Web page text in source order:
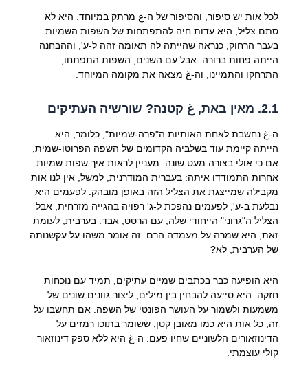
לכל אות יש סיפור, והסיפור של ה-غ מרתק במיוחד. היא לא
סתם צליל, היא עדות חיה להתפתחות של השפות השמיות.
בעבר הרחוק, כנראה שהייתה לה תאומה זהה ל-ע', וההבחנה
הייתה פחות ברורה. אבל עם השנים, השפות התפתחו,
התרחקו והתמיינו, וה-غ מצאה את מקומה המיוחד.
2.1. מאין באת, غ קטנה? שורשיה העתיקים
ה-غ נחשבת לאחת האותיות ה"פרה-שמיות", כלומר, היא
הייתה קיימת עוד בשלביה הקדומים של השפה הפרוטו-שמית,
אם כי אולי בצורה מעט שונה. מעניין לראות איך שפות שמיות
אחרות התמודדו איתה: בעברית המודרנית, למשל, אין לנו אות
מקבילה שמייצגת את הצליל הזה באופן מובהק. לפעמים היא
נבלעת ב-ע', לפעמים נהפכת ל-ג' רפויה בהגייה מזרחית, אבל
הצליל ה"גרוני" הייחודי שלה, עם הרטט, אבד. בערבית, לעומת
זאת, היא שמרה על מעמדה הרם. זה אומר משהו על עקשנותה
של הערבית, לא?
היא הופיעה כבר בכתבים שמיים עתיקים, תמיד עם נוכחות
חזקה. היא סייעה להבחין בין מילים, ליצור גוונים שונים של
משמעות ולשמור על העושר הפונטי של השפה. אם תחשבו על
זה, כל אות היא כמו מאובן קטן, ששומר בתוכו רמזים על
הדינוזאורים הלשוניים שחיו פעם. ה-غ היא ללא ספק דינוזאור
קולי עוצמתי.